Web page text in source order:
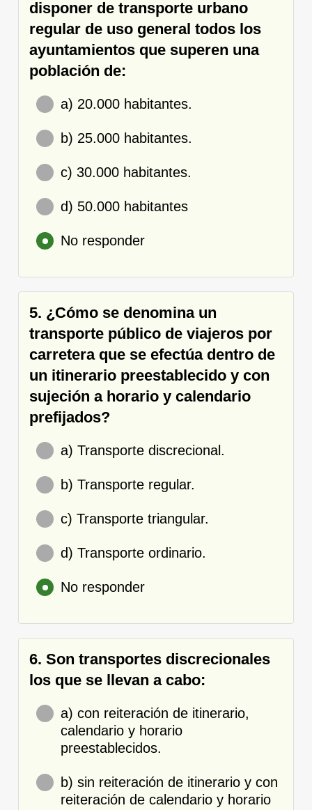
disponer de transporte urbano
regular de uso general todos los
ayuntamientos que superen una
población de:
a) 20.000 habitantes.
b) 25.000 habitantes.
c) 30.000 habitantes.
d) 50.000 habitantes
No responder
5. ¿Cómo se denomina un
transporte público de viajeros por
carretera que se efectúa dentro de
un itinerario preestablecido y con
sujeción a horario y calendario
prefijados?
a) Transporte discrecional.
b) Transporte regular.
c) Transporte triangular.
d) Transporte ordinario.
No responder
6. Son transportes discrecionales
los que se llevan a cabo:
a) con reiteración de itinerario,
calendario y horario
preestablecidos.
b) sin reiteración de itinerario y con
reiteración de calendario y horario